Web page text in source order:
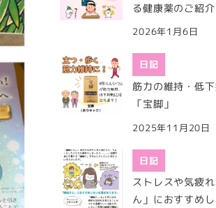
る健康薬のご紹
2026年1月6日
日記
筋力の維持・低
「宝脚」
2025年11月20日
日記
ストレスや気疲
ん」におすすめ